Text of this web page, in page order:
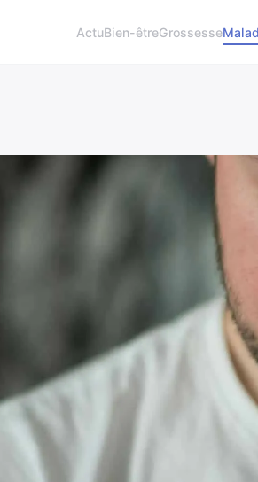
ActuBien-êtreGrossesse